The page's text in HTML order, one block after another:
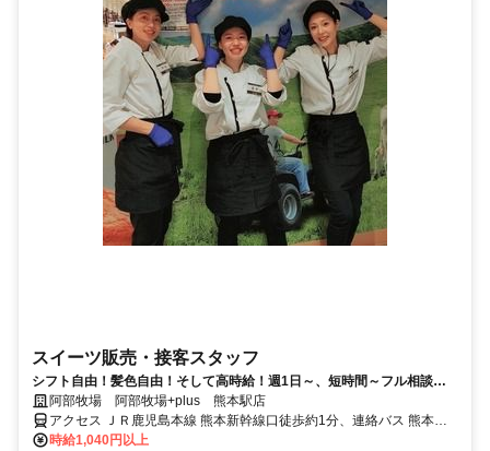
スイーツ販売・接客スタッフ
シフト自由！髪色自由！そして高時給！週1日～、短時間～フル相談Ｏ
Ｋ◎副業や扶養内勤務もOK◎
阿部牧場 阿部牧場+plus 熊本駅店
アクセス ＪＲ鹿児島本線 熊本新幹線口徒歩約1分、連絡バス 熊本徒
歩約2分、熊本市電Ａ系統 熊本駅前徒歩約2分
時給1,040円以上